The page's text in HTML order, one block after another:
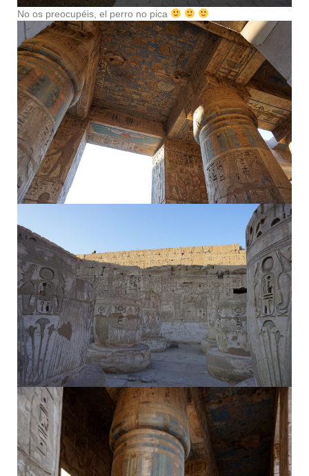
No os preocupéis, el perro no pica